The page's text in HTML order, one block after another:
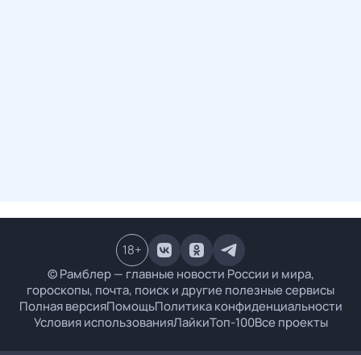
© Рамблер — главные новости России и мира,
гороскопы, почта, поиск и другие полезные сервисы
Полная версияПомощьПолитика конфиденциальности
Условия использованияЛайкиТоп-100Все проекты
18+